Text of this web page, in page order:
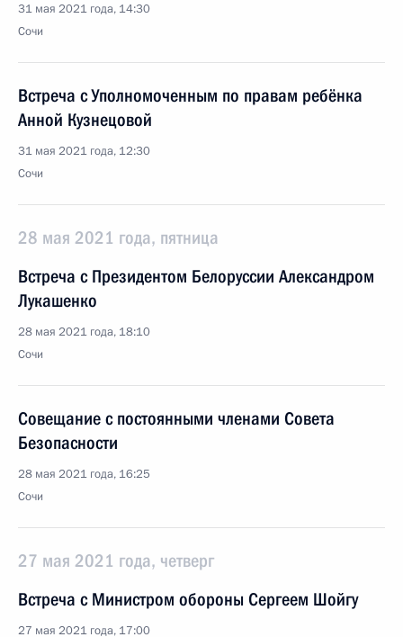
31 мая 2021 года, 14:30
Сочи
Встреча с Уполномоченным по правам ребёнка
Анной Кузнецовой
31 мая 2021 года, 12:30
Сочи
28 мая 2021 года, пятница
Встреча с Президентом Белоруссии Александром
Лукашенко
28 мая 2021 года, 18:10
Сочи
Совещание с постоянными членами Совета
Безопасности
28 мая 2021 года, 16:25
Сочи
27 мая 2021 года, четверг
Встреча с Министром обороны Сергеем Шойгу
27 мая 2021 года, 17:00